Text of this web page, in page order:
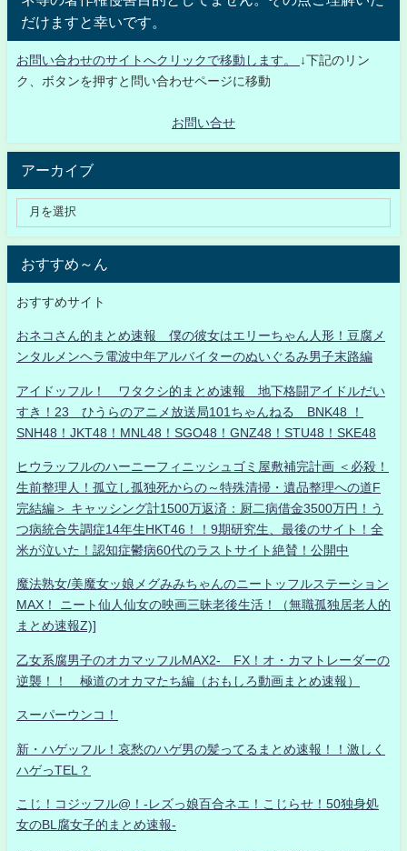
だけますと幸いです。
お問い合わせのサイトへクリックで移動します。
↓下記のリン
ク、ボタンを押すと問い合わせページに移動
お問い合せ
アーカイブ
おすすめ～ん
おすすめサイト
おネコさん的まとめ速報 僕の彼女はエリーちゃん人形！豆腐メ
ンタルメンヘラ電波中年アルバイターのぬいぐるみ男子末路編
アイドッフル！ ワタクシ的まとめ速報 地下格闘アイドルだい
すき！23 ひうらのアニメ放送局101ちゃんねる BNK48 ！
SNH48！JKT48！MNL48！SGO48！GNZ48！STU48！SKE48
ヒウラッフルのハーニーフィニッシュゴミ屋敷補完計画 ＜必殺！
生前整理人！孤立し孤独死からの～特殊清掃・遺品整理への道F
完結編＞ キャッシング計1500万返済：厨二病借金3500万円！う
つ病統合失調症14年生HKT46！！9期研究生、最後のサイト！全
米が泣いた！認知症鬱病60代のラストサイト絶賛！公開中
魔法熟女/美魔女ッ娘メグみみちゃんのニートッフルステーション
MAX！ ニート仙人仙女の映画三昧老後生活！（無職孤独居老人的
まとめ速報Z)]
乙女系腐男子のオカマッフルMAX2- FX！オ・カマトレーダーの
逆襲！！ 極道のオカマたち編（おもしろ動画まとめ速報）
スーパーウンコ！
新・ハゲッフル！哀愁のハゲ男の髪ってるまとめ速報！！激しく
ハゲっTEL？
こじ！コジッフル@！-レズっ娘百合ネエ！こじらせ！50独身処
女のBL腐女子的まとめ速報-